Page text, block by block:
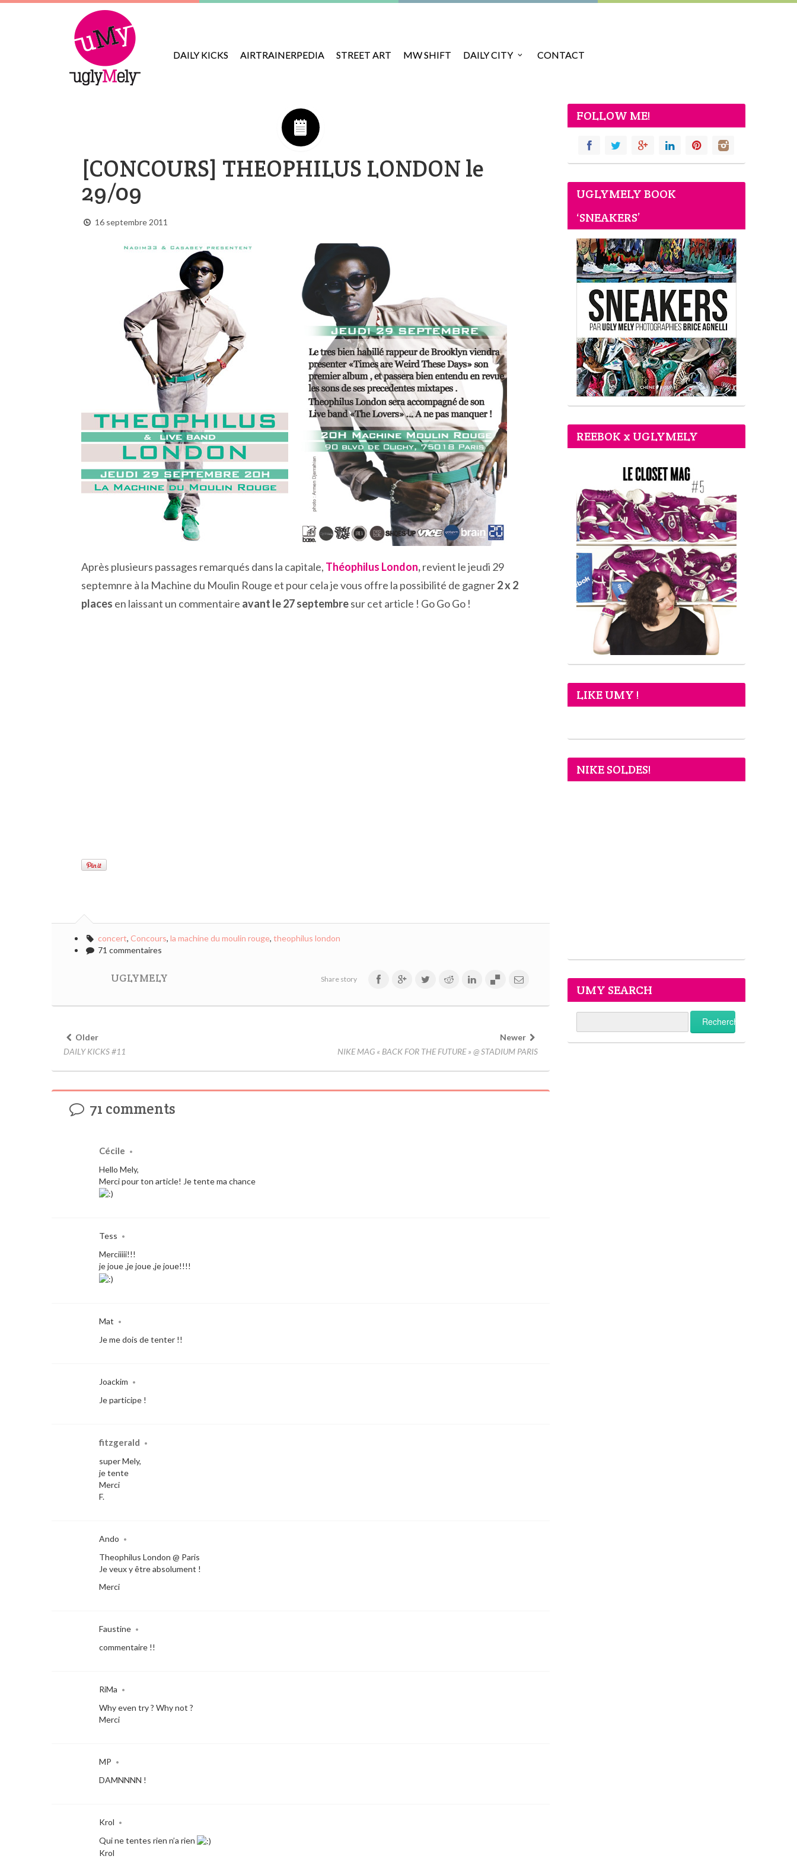
DAILY KICKS AIRTRAINERPEDIA STREET ART MW SHIFT DAILY CITY CONTACT
[CONCOURS] THEOPHILUS LONDON le
29/09
16 septembre 2011
Après plusieurs passages remarqués dans la capitale, Théophilus London,revient le jeudi 29
septemnre à la Machine du Moulin Rouge et pour cela je vous offre la possibilité de gagner2 x 2
places en laissant un commentaire avant le 27 septembresur cet article ! Go Go Go !
concert, Concours, la machine du moulin rouge, theophilus london
71 commentaires
UGLYMELY Share story
Older
DAILY KICKS #11
Newer
NIKE MAG « BACK FOR THE FUTURE » @ STADIUM PARIS
71 comments
Cécile •
Hello Mely,
Merci pour ton article! Je tente ma chance
Tess •
Merciiiii!!!
je joue ,je joue ,je joue!!!!
Mat •
Je me dois de tenter !!
Joackim •
Je participe !
fitzgerald •
super Mely,
je tente
Merci
F.
Ando •
Theophilus London @ Paris
Je veux y être absolument !
Merci
Faustine •
commentaire !!
RiMa •
Why even try ? Why not ?
Merci
MP •
DAMNNNN !
Krol •
Qui ne tentes rien n’a rien
Krol
FOLLOW ME!
UGLYMELY BOOK
‘SNEAKERS’
REEBOK x UGLYMELY
LIKE UMY !
NIKE SOLDES!
UMY SEARCH